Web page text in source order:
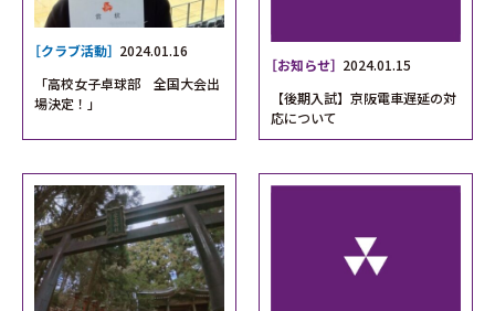
［クラブ活動］ 2024.01.16
「高校女子卓球部 全国大会出
場決定！」
［お知らせ］ 2024.01.15
【後期入試】京阪電車遅延の対
応について